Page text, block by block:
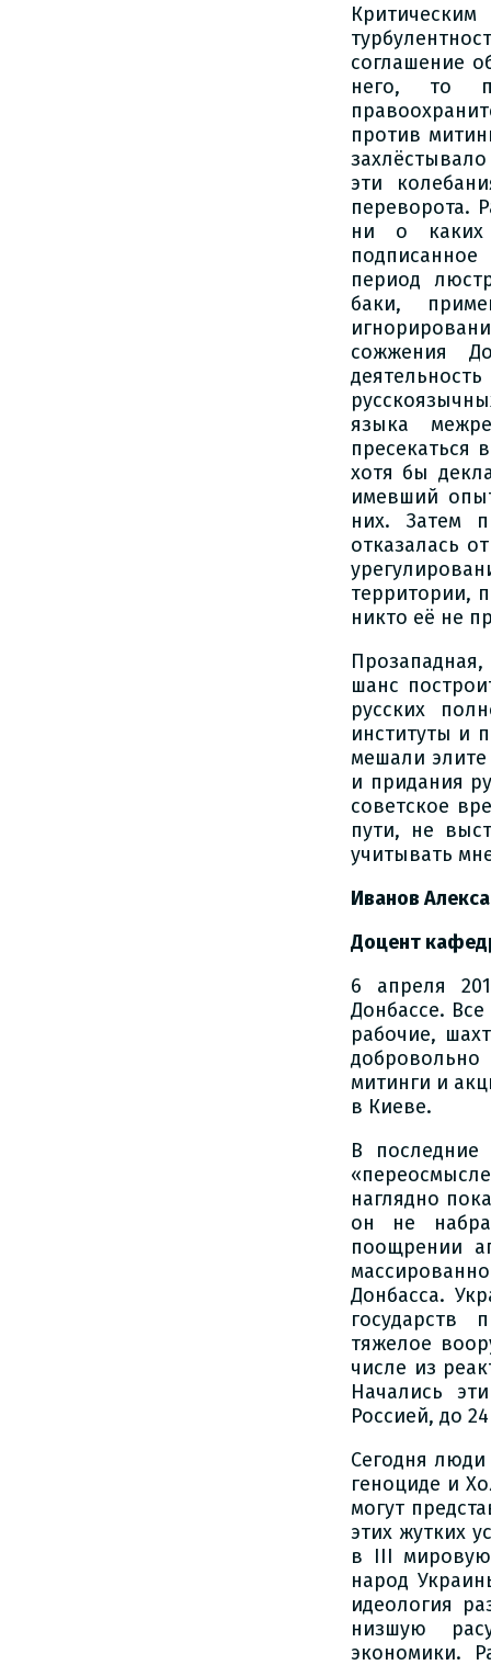
соглашение
него, то
против
эти
переворота.
ни о каких
период
баки,
сожжения
языка
пресекаться
хотя бы
имевший
них. Затем
отказалась
территории,
никто её не
шанс
русских
институты и
мешали
и придания
советское
пути, не
учитывать
Иванов
Доцент
6 апреля
Донбассе.
рабочие,
митинги и
в Киеве.
В последние
наглядно
он не
поощрении
Донбасса.
государств
тяжелое
числе из
Начались
Россией, до
Сегодня
геноциде и
могут
этих жутких
в III мировую
народ
идеология
низшую
экономики.